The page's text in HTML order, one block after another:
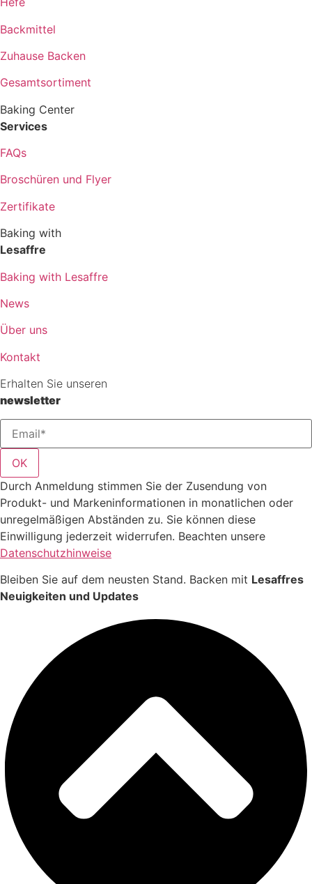
Backmittel
Zuhause Backen
Gesamtsortiment
Baking Center
Services
FAQs
Broschüren und Flyer
Zertifikate
Baking with
Lesaffre
Baking with Lesaffre
News
Über uns
Kontakt
Erhalten Sie unseren
newsletter
OK
Durch Anmeldung stimmen Sie der Zusendung von
Produkt- und Markeninformationen in monatlichen oder
unregelmäßigen Abständen zu. Sie können diese
Einwilligung jederzeit widerrufen. Beachten unsere
Datenschutzhinweise
Bleiben Sie auf dem neusten Stand. Backen mit Lesaffres
Neuigkeiten und Updates